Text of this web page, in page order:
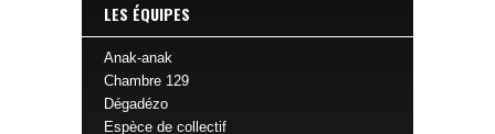
LES ÉQUIPES
Anak-anak
Chambre 129
Dégadézo
Espèce de collectif